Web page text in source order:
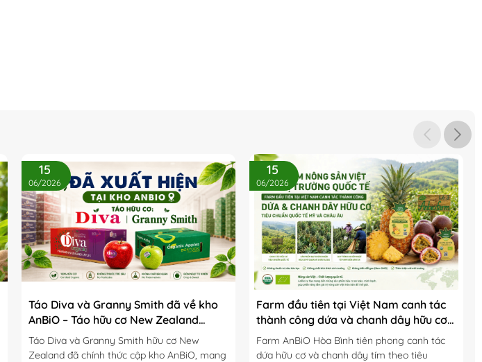
15
06/2026
Táo Diva và Granny Smith đã về kho
AnBiO – Táo hữu cơ New Zealand
chuẩn sạch cho mùa hè
Táo Diva và Granny Smith hữu cơ New
Zealand đã chính thức cập kho AnBiO, mang
15
06/2026
Farm đầu tiên tại Việt Nam canh tác
thành công dứa và chanh dây hữu cơ
tiêu chuẩn quốc tế Mỹ và châu Âu
Farm AnBiO Hòa Bình tiên phong canh tác
dứa hữu cơ và chanh dây tím theo tiêu